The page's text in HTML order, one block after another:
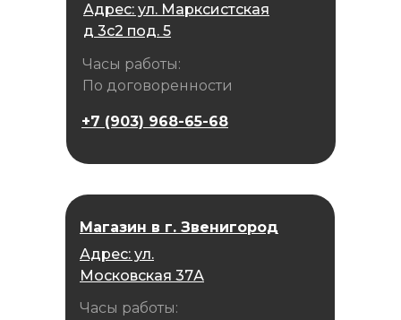
Адрес: ул. Марксистская
д 3с2 под. 5
Часы работы:
По договоренности
Часы работы:
Магазин в г. Звенигород
Адрес: ул.
Московская 37А
+7 (903) 968-65-68